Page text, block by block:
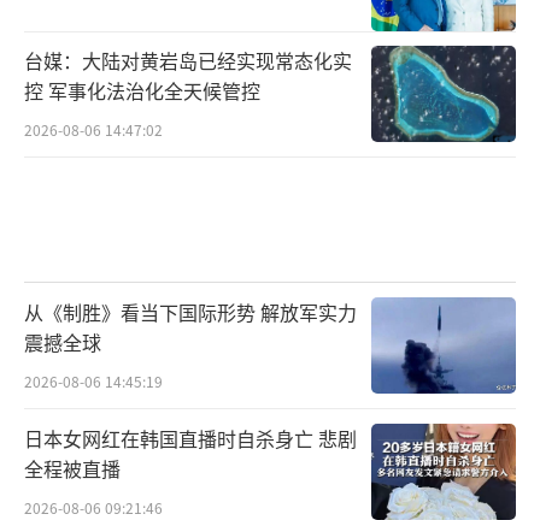
台媒：大陆对黄岩岛已经实现常态化实
控 军事化法治化全天候管控
2026-08-06 14:47:02
从《制胜》看当下国际形势 解放军实力
震撼全球
2026-08-06 14:45:19
日本女网红在韩国直播时自杀身亡 悲剧
全程被直播
2026-08-06 09:21:46